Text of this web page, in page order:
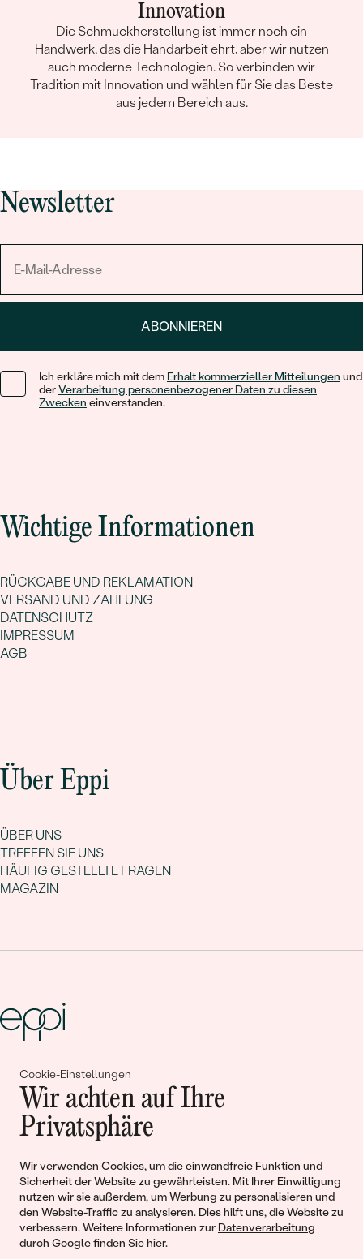
Cookie-Einstellungen
Wir achten auf Ihre
Privatsphäre
Wir verwenden Cookies, um die einwandfreie Funktion und
Sicherheit der Website zu gewährleisten. Mit Ihrer Einwilligung
nutzen wir sie außerdem, um Werbung zu personalisieren und
den Website-Traffic zu analysieren. Dies hilft uns, die Website zu
verbessern. Weitere Informationen zur Datenverarbeitung
durch Google finden Sie hier.
Innovation
Die Schmuckherstellung ist immer noch ein
Handwerk, das die Handarbeit ehrt, aber wir nutzen
auch moderne Technologien. So verbinden wir
Tradition mit Innovation und wählen für Sie das Beste
aus jedem Bereich aus.
Newsletter
ABONNIEREN
Ich erkläre mich mit dem Erhalt kommerzieller Mitteilungen und
derVerarbeitung personenbezogener Daten zu diesen
Zwecken einverstanden.
Wichtige Informationen
RÜCKGABE UND REKLAMATION
VERSAND UND ZAHLUNG
DATENSCHUTZ
IMPRESSUM
AGB
Über Eppi
ÜBER UNS
TREFFEN SIE UNS
HÄUFIG GESTELLTE FRAGEN
MAGAZIN
Gemeinsam erschaffen wir
Geschichten von Schönheit und
Liebe
Begleiten Sie uns!